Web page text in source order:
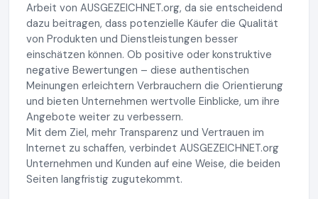
Arbeit von AUSGEZEICHNET.org, da sie entscheidend
dazu beitragen, dass potenzielle Käufer die Qualität
von Produkten und Dienstleistungen besser
einschätzen können. Ob positive oder konstruktive
negative Bewertungen – diese authentischen
Meinungen erleichtern Verbrauchern die Orientierung
und bieten Unternehmen wertvolle Einblicke, um ihre
Angebote weiter zu verbessern.
Mit dem Ziel, mehr Transparenz und Vertrauen im
Internet zu schaffen, verbindet AUSGEZEICHNET.org
Unternehmen und Kunden auf eine Weise, die beiden
Seiten langfristig zugutekommt.